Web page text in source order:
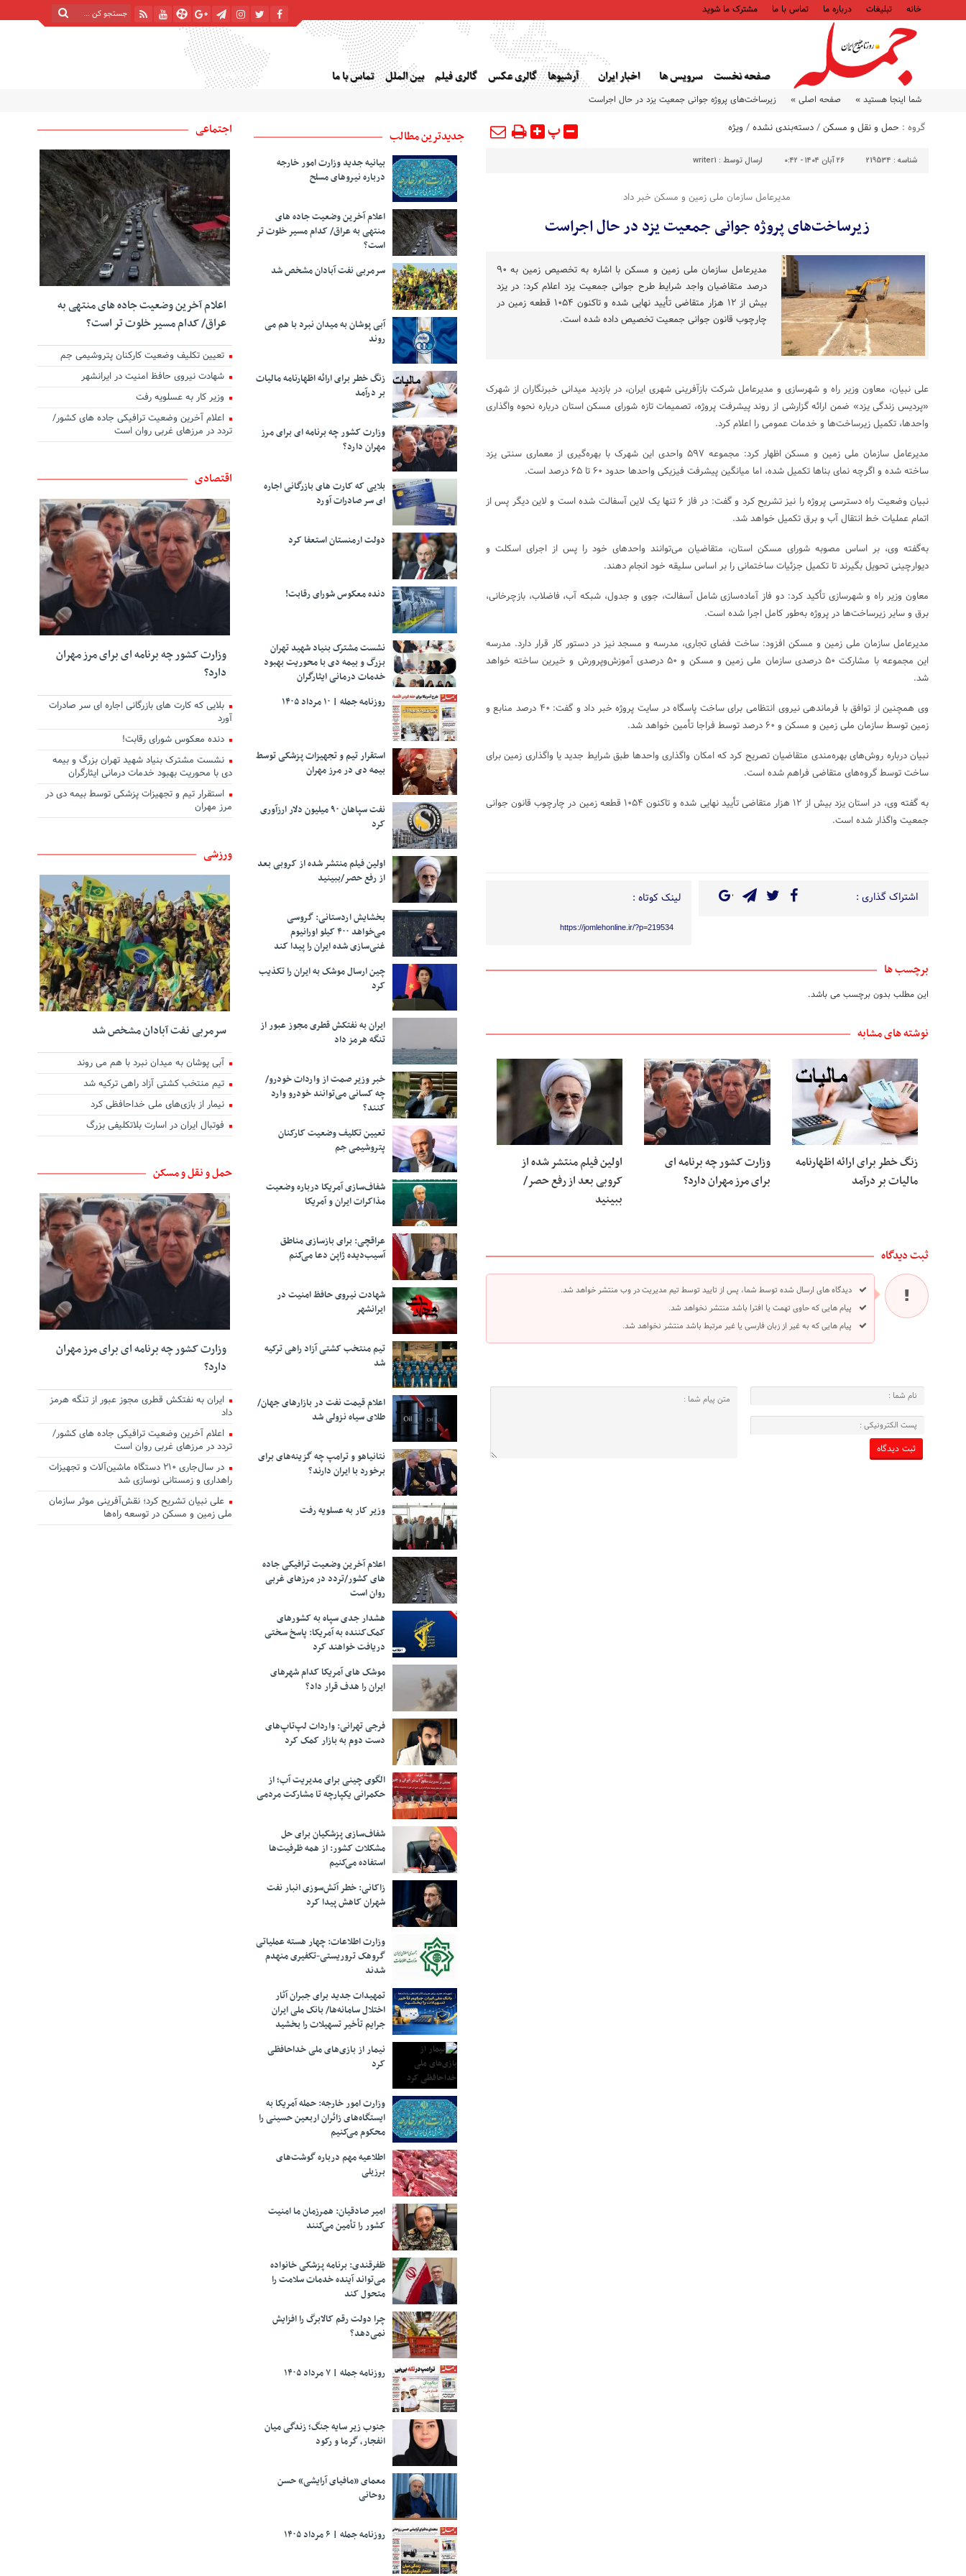
خانه تبلیغات درباره ما تماس با ما مشترک ما شوید
صفحه نخست سرویس ها اخبار ایران آرشیوها گالری عکس گالری فیلم بین الملل تماس با ما پنج شنبه, ۱۵ مرداد , ۱۴۰۵ | 22 صفر 1448
شما اینجا هستید » صفحه اصلی » زیرساخت‌های پروژه جوانی جمعیت یزد در حال اجراست
گروه : حمل و نقل و مسکن/دسته‌بندی نشده/ ویژه پ
شناسه : 219534 ۲۶ آبان ۱۴۰۴ - ۰:۴۲ ارسال توسط : writer1
مدیرعامل سازمان ملی زمین و مسکن خبر داد
زیرساخت‌های پروژه جوانی جمعیت یزد در حال اجراست
مدیرعامل سازمان ملی زمین و مسکن با اشاره به تخصیص زمین به ۹۰
درصد متقاضیان واجد شرایط طرح جوانی جمعیت یزد اعلام کرد: در یزد
بیش از ۱۲ هزار متقاضی تأیید نهایی شده و تاکنون ۱۰۵۴ قطعه زمین در
چارچوب قانون جوانی جمعیت تخصیص داده شده است.
علی نبیان، معاون وزیر راه و شهرسازی و مدیرعامل شرکت بازآفرینی شهری ایران، در بازدید میدانی خبرنگاران از شهرک
«پردیس زندگی یزد» ضمن ارائه گزارشی از روند پیشرفت پروژه، تصمیمات تازه شورای مسکن استان درباره نحوه واگذاری
واحدها، تکمیل زیرساخت‌ها و خدمات عمومی را اعلام کرد.
مدیرعامل سازمان ملی زمین و مسکن اظهار کرد: مجموعه ۵۹۷ واحدی این شهرک با بهره‌گیری از معماری سنتی یزد
ساخته شده و اگرچه نمای بناها تکمیل شده، اما میانگین پیشرفت فیزیکی واحدها حدود ۶۰ تا ۶۵ درصد است.
نبیان وضعیت راه دسترسی پروژه را نیز تشریح کرد و گفت: در فاز ۶ تنها یک لاین آسفالت شده است و لاین دیگر پس از
اتمام عملیات خط انتقال آب و برق تکمیل خواهد شد.
به‌گفته وی، بر اساس مصوبه شورای مسکن استان، متقاضیان می‌توانند واحدهای خود را پس از اجرای اسکلت و
دیوارچینی تحویل بگیرند تا تکمیل جزئیات ساختمانی را بر اساس سلیقه خود انجام دهند.
معاون وزیر راه و شهرسازی تأکید کرد: دو فاز آماده‌سازی شامل آسفالت، جوی و جدول، شبکه آب، فاضلاب، بازچرخانی،
برق و سایر زیرساخت‌ها در پروژه به‌طور کامل اجرا شده است.
مدیرعامل سازمان ملی زمین و مسکن افزود: ساخت فضای تجاری، مدرسه و مسجد نیز در دستور کار قرار دارد. مدرسه
این مجموعه با مشارکت ۵۰ درصدی سازمان ملی زمین و مسکن و ۵۰ درصدی آموزش‌وپرورش و خیرین ساخته خواهد
شد.
وی همچنین از توافق با فرماندهی نیروی انتظامی برای ساخت پاسگاه در سایت پروژه خبر داد و گفت: ۴۰ درصد منابع و
زمین توسط سازمان ملی زمین و مسکن و ۶۰ درصد توسط فراجا تأمین خواهد شد.
نبیان درباره روش‌های بهره‌مندی متقاضیان تصریح کرد که امکان واگذاری واحدها طبق شرایط جدید یا واگذاری زمین برای
ساخت توسط گروه‌های متقاضی فراهم شده است.
به گفته وی، در استان یزد بیش از ۱۲ هزار متقاضی تأیید نهایی شده و تاکنون ۱۰۵۴ قطعه زمین در چارچوب قانون جوانی
جمعیت واگذار شده است.
اشتراک گذاری : لینک کوتاه :
https://jomlehonline.ir/?p=219534
برچسب ها
این مطلب بدون برچسب می باشد.
نوشته های مشابه
زنگ خطر برای ارائه اظهارنامه
مالیات بر درآمد
وزارت کشور چه برنامه ای
برای مرز مهران دارد؟
اولین فیلم منتشر شده از
کروبی بعد از رفع حصر/
ببینید
ثبت دیدگاه
دیدگاه های ارسال شده توسط شما، پس از تایید توسط تیم مدیریت در وب منتشر خواهد شد.
پیام هایی که حاوی تهمت یا افترا باشد منتشر نخواهد شد.
پیام هایی که به غیر از زبان فارسی یا غیر مرتبط باشد منتشر نخواهد شد.
جدیدترین مطالب
بیانیه جدید وزارت امور خارجه
درباره نیروهای مسلح
اعلام آخرین وضعیت جاده های
منتهی به عراق/ کدام مسیر خلوت تر
است؟
سرمربی نفت آبادان مشخص شد
آبی پوشان به میدان نبرد با هم می
روند
زنگ خطر برای ارائه اظهارنامه مالیات
بر درآمد
وزارت کشور چه برنامه ای برای مرز
مهران دارد؟
بلایی که کارت های بازرگانی اجاره
ای سر صادرات آورد
دولت ارمنستان استعفا کرد
دنده معکوس شورای رقابت!
نشست مشترک بنیاد شهید تهران
بزرگ و بیمه دی با محوریت بهبود
خدمات درمانی ایثارگران
روزنامه جمله | ۱۰ مرداد ۱۴۰۵
استقرار تیم و تجهیزات پزشکی توسط
بیمه دی در مرز مهران
نفت سپاهان ۹۰ میلیون دلار ارزآوری
کرد
اولین فیلم منتشر شده از کروبی بعد
از رفع حصر/ببینید
بخشایش اردستانی: گروسی
می‌خواهد ۴۰۰ کیلو اورانیوم
غنی‌سازی شده ایران را پیدا کند
چین ارسال موشک به ایران را تکذیب
کرد
ایران به نفتکش قطری مجوز عبور از
تنگه هرمز داد
خبر وزیر صمت از واردات خودرو/
چه کسانی می‌توانند خودرو وارد
کنند؟
تعیین تکلیف وضعیت کارکنان
پتروشیمی جم
شفاف‌سازی آمریکا درباره وضعیت
مذاکرات ایران و آمریکا
عراقچی: برای بازسازی مناطق
آسیب‌دیده ژاپن دعا می‌کنم
شهادت نیروی حافظ امنیت در
ایرانشهر
تیم منتخب کشتی آزاد راهی ترکیه
شد
اعلام قیمت نفت در بازارهای جهان/
طلای سیاه نزولی شد
نتانیاهو و ترامپ چه گزینه‌های برای
برخورد با ایران دارند؟
وزیر کار به عسلویه رفت
اعلام آخرین وضعیت ترافیکی جاده
های کشور/تردد در مرزهای غربی
روان است
هشدار جدی سپاه به کشورهای
کمک‌کننده به آمریکا: پاسخ سختی
دریافت خواهند کرد
موشک های آمریکا کدام شهرهای
ایران را هدف قرار داد؟
فرجی تهرانی: واردات لپ‌تاپ‌های
دست دوم به بازار کمک کرد
الگوی چینی برای مدیریت آب؛ از
حکمرانی یکپارچه تا مشارکت مردمی
شفاف‌سازی پزشکیان برای حل
مشکلات کشور: از همه ظرفیت‌ها
استفاده می‌کنیم
زاکانی: خطر آتش‌سوزی انبار نفت
شهران کاهش پیدا کرد
وزارت اطلاعات: چهار هسته‌ عملیاتی
گروهک‌ تروریستی-تکفیری منهدم
شدند
تمهیدات جدید برای جبران آثار
اختلال سامانه‌ها/ بانک ملی ایران
جرایم تأخیر تسهیلات را بخشید
نیمار از بازی‌های ملی خداحافظی
کرد
وزارت امور خارجه: حمله آمریکا به
ایستگاه‌های زائران اربعین حسینی را
محکوم می‌کنیم
اطلاعیه مهم درباره گوشت‌های
برزیلی
امیر صادقیان: همرزمان ما امنیت
کشور را تأمین می‌کنند
ظفرقندی: برنامه پزشکی خانواده
می‌تواند آینده خدمات سلامت را
متحول کند
چرا دولت رقم کالابرگ را افزایش
نمی‌دهد؟
روزنامه جمله | ۷ مرداد ۱۴۰۵
جنوب زیر سایه جنگ؛ زندگی میان
انفجار، گرما و رکود
معمای «مافیای آرایشی» حسن
روحانی
روزنامه جمله | ۶ مرداد ۱۴۰۵
اجتماعی
اعلام آخرین وضعیت جاده های منتهی به
عراق/ کدام مسیر خلوت تر است؟
تعیین تکلیف وضعیت کارکنان پتروشیمی جم
شهادت نیروی حافظ امنیت در ایرانشهر
وزیر کار به عسلویه رفت
اعلام آخرین وضعیت ترافیکی جاده های کشور/
تردد در مرزهای غربی روان است
اقتصادی
وزارت کشور چه برنامه ای برای مرز مهران
دارد؟
بلایی که کارت های بازرگانی اجاره ای سر صادرات
آورد
دنده معکوس شورای رقابت!
نشست مشترک بنیاد شهید تهران بزرگ و بیمه
دی با محوریت بهبود خدمات درمانی ایثارگران
استقرار تیم و تجهیزات پزشکی توسط بیمه دی در
مرز مهران
ورزشی
سرمربی نفت آبادان مشخص شد
آبی پوشان به میدان نبرد با هم می روند
تیم منتخب کشتی آزاد راهی ترکیه شد
نیمار از بازی‌های ملی خداحافظی کرد
فوتبال ایران در اسارت بلاتکلیفی بزرگ
حمل و نقل و مسکن
وزارت کشور چه برنامه ای برای مرز مهران
دارد؟
ایران به نفتکش قطری مجوز عبور از تنگه هرمز
داد
اعلام آخرین وضعیت ترافیکی جاده های کشور/
تردد در مرزهای غربی روان است
در سال‌جاری ۲۱۰ دستگاه ماشین‌آلات و تجهیزات
راهداری و زمستانی نوسازی شد
علی نبیان تشریح کرد؛ نقش‌آفرینی موثر سازمان
ملی زمین و مسکن در توسعه راه‌ها